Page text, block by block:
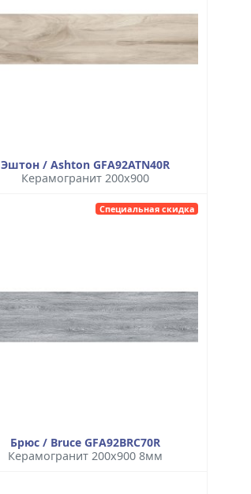
Эштон / Ashton GFA92ATN40R
Керамогранит 200x900
Специальная скидка
Брюс / Bruce GFA92BRC70R
Керамогранит 200x900 8мм